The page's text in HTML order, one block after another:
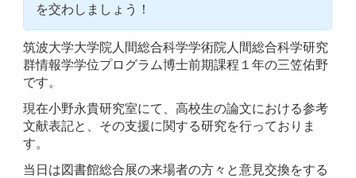
を交わしましょう！
筑波大学大学院人間総合科学学術院人間総合科学研究
群情報学学位プログラム博士前期課程１年の三笠佑野
です。
現在小野永貴研究室にて、高校生の論文における参考
文献表記と、その支援に関する研究を行っておりま
す。
当日は図書館総合展の来場者の方々と意見交換をする